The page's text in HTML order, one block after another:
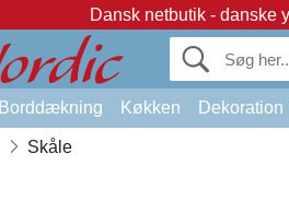
Dansk netbutik - danske
Borddækning Køkken Dekoration
Skåle